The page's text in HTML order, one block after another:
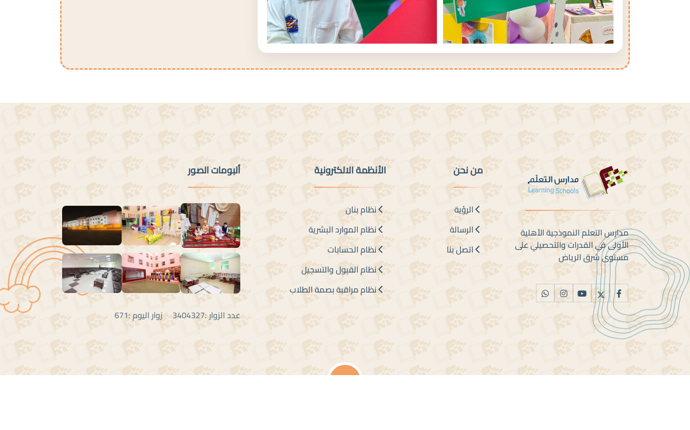
مدارس التعلم النموذجية الأهلية
الأولى في القدرات والتحصيلي على
مستوى شرق الرياض
من نحن
الرؤية
الرسالة
اتصل بنا
الأنظمة الالكترونية
نظام بنان
نظام الموارد البشرية
نظام الحسابات
نظام القبول والتسجيل
نظام مراقبة بصمة الطلاب
ألبومات الصور
عدد الزوار :3404327 زوار اليوم :671